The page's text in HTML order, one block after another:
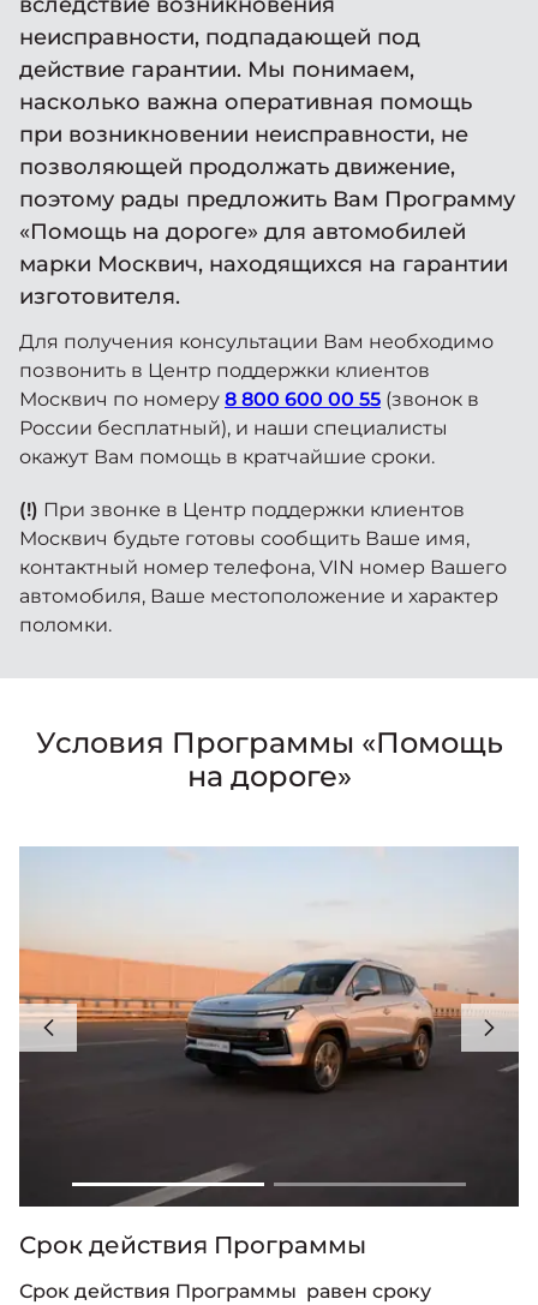
Москвич 6
Яркий динамичный седан
от 2 237 000 ₽*
Москвич 3 с ручным
управлением (РУ)
Кроссовер, создающий равные
возможности
от 2 069 000 ₽*
Москвич 8
Практичный семиместный
кроссовер
от 3 125 000 ₽*
Кредитные программы
Спецпредложения
Калькулятор трейд-ин
Страховые программы
Моторное масло
СЕРВИСНЫЕ АКЦИИ
АКСЕССУАРЫ
КОНТАКТЫ
неисправности, подпадающей под
действие гарантии. Мы понимаем,
насколько важна оперативная помощь
при возникновении неисправности, не
позволяющей продолжать движение,
поэтому рады предложить Вам Программу
«Помощь на дороге» для автомобилей
марки Москвич, находящихся на гарантии
изготовителя.
Для получения консультации Вам необходимо
позвонить в Центр поддержки клиентов
Москвич по номеру 8 800 600 00 55 (звонок в
России бесплатный), и наши специалисты
окажут Вам помощь в кратчайшие сроки.
(!) При звонке в Центр поддержки клиентов
Москвич будьте готовы сообщить Ваше имя,
контактный номер телефона, VIN номер Вашего
автомобиля, Ваше местоположение и характер
поломки.
Условия Программы «Помощь
на дороге»
Срок действия Программы
Срок действия Программы равен сроку